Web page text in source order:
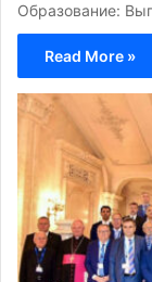
Образование:
Read More »